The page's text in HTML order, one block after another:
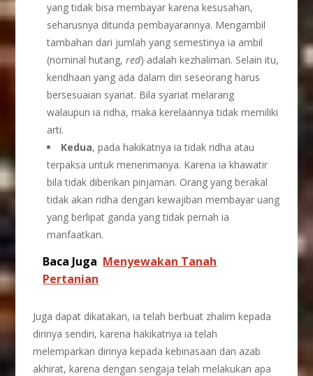
yang tidak bisa membayar karena kesusahan,
seharusnya ditunda pembayarannya. Mengambil
tambahan dari jumlah yang semestinya ia ambil
(nominal hutang,red) adalah kezhaliman. Selain itu,
keridhaan yang ada dalam diri seseorang harus
bersesuaian syariat. Bila syariat melarang
walaupun ia ridha, maka kerelaannya tidak memiliki
arti.
Kedua, pada hakikatnya ia tidak ridha atau
terpaksa untuk menerimanya. Karena ia khawatir
bila tidak diberikan pinjaman. Orang yang berakal
tidak akan ridha dengan kewajiban membayar uang
yang berlipat ganda yang tidak pernah ia
manfaatkan.
Baca Juga Menyewakan Tanah
Pertanian
Juga dapat dikatakan, ia telah berbuat zhalim kepada
dirinya sendiri, karena hakikatnya ia telah
melemparkan dirinya kepada kebinasaan dan azab
akhirat, karena dengan sengaja telah melakukan apa